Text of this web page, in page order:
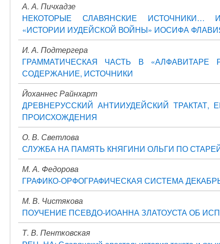
А. А. Пичхадзе
НЕКОТОРЫЕ СЛАВЯНСКИЕ ИСТОЧНИКИ…
«ИСТОРИИ ИУДЕЙСКОЙ ВОЙНЫ» ИОСИФА
И. А. Подтергера
ГРАММАТИЧЕСКАЯ ЧАСТЬ В «АЛФАВИТАРЕ
СОДЕРЖАНИЕ, ИСТОЧНИКИ
Йоханнес Райнхарт
ДРЕВНЕРУССКИЙ АНТИИУДЕЙСКИЙ
ПРОИСХОЖДЕНИЯ
О. В. Светлова
СЛУЖБА НА ПАМЯТЬ КНЯГИНИ ОЛЬГИ ПО
М. А. Федорова
ГРАФИКО-ОРФОГРАФИЧЕСКАЯ СИСТЕМА
М. В. Чистякова
ПОУЧЕНИЕ ПСЕВДО-ИОАННА ЗЛАТОУСТА ОБ
Т. В. Пентковская